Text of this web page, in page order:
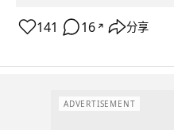
141 16 ↗ 分享
ADVERTISEMENT